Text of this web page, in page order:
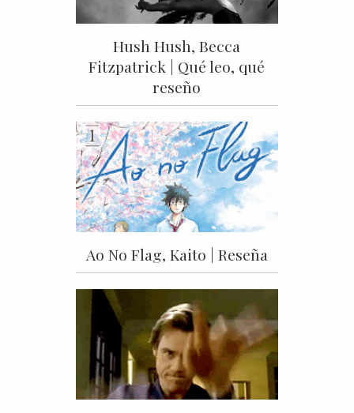
Hush Hush, Becca
Fitzpatrick | Qué leo, qué
reseño
Ao No Flag, Kaito | Reseña